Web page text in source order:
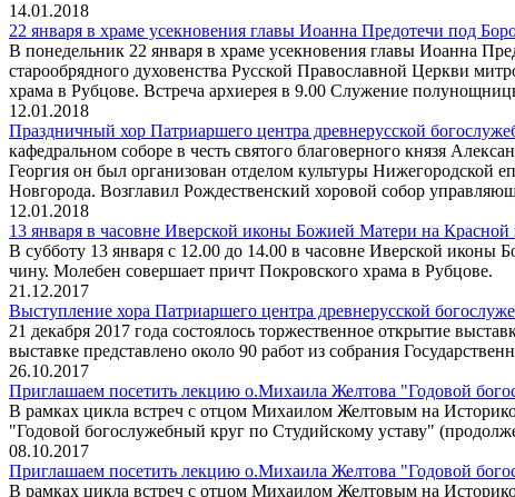
14.01.2018
22 января в храме усекновения главы Иоанна Предотечи под
В понедельник 22 января в храме усекновения главы Иоанна
старообрядного духовенства Русской Православной Церкви
храма в Рубцове. Встреча архиерея в 9.00 Служение
12.01.2018
Праздничный хор Патриаршего центра древнерусской
кафедральном соборе в честь святого благоверного князя
Георгия он был организован отделом культуры Нижегородской
Новгорода. Возглавил Рождественский хоровой собор
12.01.2018
13 января в часовне Иверской иконы Божией Матери на
В субботу 13 января с 12.00 до 14.00 в часовне Иверской
чину. Молебен совершает причт Покровского храма в Рубцове.
21.12.2017
Выступление хора Патриаршего центра древнерусской
21 декабря 2017 года состоялось торжественное открытие
выставке представлено около 90 работ из собрания
26.10.2017
Приглашаем посетить лекцию о.Михаила Желтова "Годовой
В рамках цикла встреч с отцом Михаилом Желтовым на
"Годовой богослужебный круг по Студийскому уставу"
08.10.2017
Приглашаем посетить лекцию о.Михаила Желтова "Годовой
В рамках цикла встреч с отцом Михаилом Желтовым на